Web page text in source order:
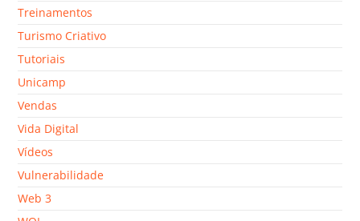
Treinamentos
Turismo Criativo
Tutoriais
Unicamp
Vendas
Vida Digital
Vídeos
Vulnerabilidade
Web 3